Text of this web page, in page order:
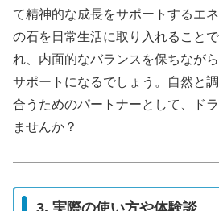
て精神的な成長をサポートするエ
の石を日常生活に取り入れること
れ、内面的なバランスを保ちなが
サポートになるでしょう。自然と
合うためのパートナーとして、ド
ませんか？